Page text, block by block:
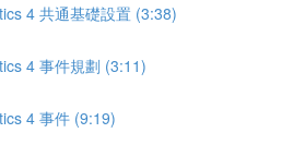
4 共通基礎設置 (3:38)
4 事件規劃 (3:11)
4 事件 (9:19)